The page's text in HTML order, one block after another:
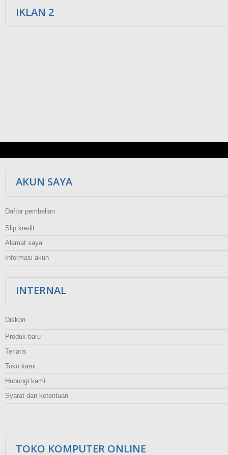
IKLAN 2
AKUN SAYA
Daftar pembelian
Slip kredit
Alamat saya
Informasi akun
INTERNAL
Diskon
Produk baru
Terlaris
Toko kami
Hubungi kami
Syarat dan ketentuan
TOKO KOMPUTER ONLINE